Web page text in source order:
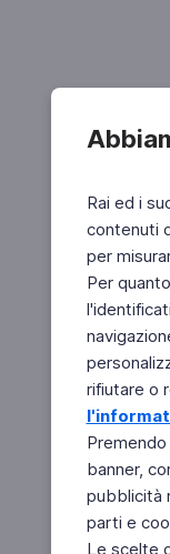
Rai ed i
contenuti
per
Per
rifiutare o
Premendo
banner,
pubblicità
parti e
Le scelte